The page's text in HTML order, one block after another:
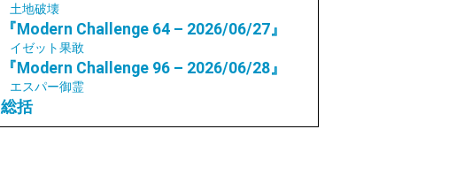
土地破壊
『Modern Challenge 64 – 2026/06/27』
イゼット果敢
『Modern Challenge 96 – 2026/06/28』
エスパー御霊
総括